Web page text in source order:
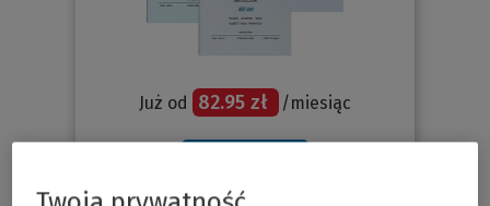
Już od 82.95 zł /miesiąc